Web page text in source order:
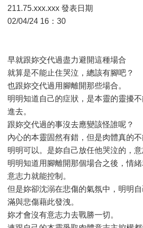
211.75.xxx.xxx 發表日期
02/04/24 16：30
早就跟妳交代過盡力避開這種場合
就算是不能止住哭泣，總該有腳吧？
也跟妳交代過用腳離開那些場合。
明明知道自己的症狀，是本靈的靈擾
進去。
跟妳交代過的事沒去應變該怪誰呢？
內心的本靈固然有錯，但是肉體真的不
明明可以。是妳自己放任他哭泣的，意
明明知道用腳離開那個場合之後，情
意志力就能控制。
但是妳卻沈溺在悲傷的氣氛中，明明
滿與悲傷藉此發洩。
妳才會沒有意志力去戰勝一切。